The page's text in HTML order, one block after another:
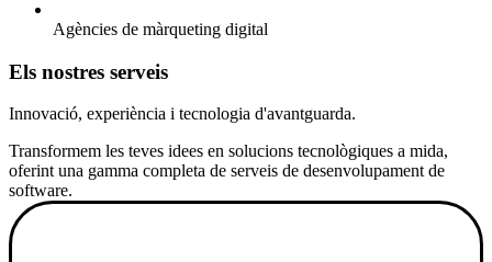
Agències de màrqueting digital
Els nostres serveis
Innovació, experiència i tecnologia d'avantguarda.
Transformem les teves idees en solucions tecnològiques a mida,
oferint una gamma completa de serveis de desenvolupament de
software.